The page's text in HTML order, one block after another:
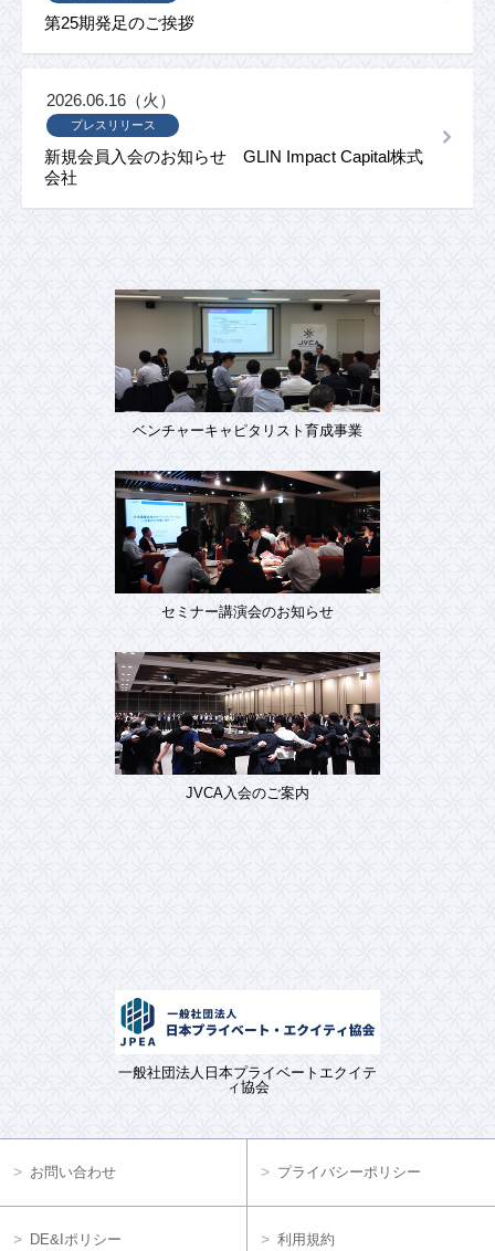
第25期発足のご挨拶
新規会員入会のお知らせ GLIN Impact Capital株式
会社
プレスリリース
2026.06.16（火）
ベンチャーキャピタリスト育成事業
セミナー講演会のお知らせ
JVCA入会のご案内
一般社団法人日本プライベートエクイテ
ィ協会
お問い合わせ プライバシーポリシー
DE&Iポリシー 利用規約